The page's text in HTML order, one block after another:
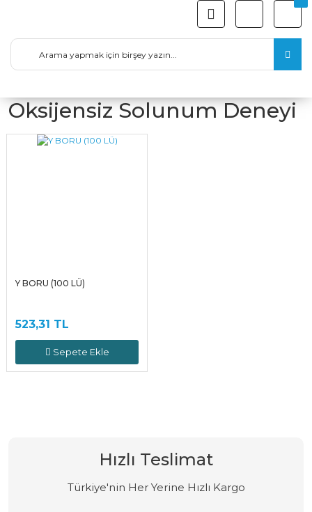
Oksijensiz Solunum Deneyi
Y BORU (100 LÜ)
523,31 TL
Sepete Ekle
Hızlı Teslimat
Türkiye'nin Her Yerine Hızlı Kargo